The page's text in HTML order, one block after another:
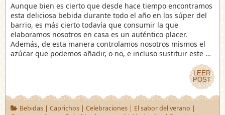
Aunque bien es cierto que desde hace tiempo encontramos
esta deliciosa bebida durante todo el año en los súper del
barrio, es más cierto todavía que consumir la que
elaboramos nosotros en casa es un auténtico placer.
Además, de esta manera controlamos nosotros mismos el
azúcar que podemos añadir, o no, e incluso sustituir este …
LEER
POST
LEER
POST
Bebidas| Caprichos| Celebraciones| El sabor del verano |